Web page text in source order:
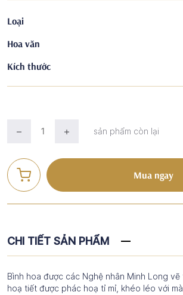
Loại
Hoa văn
Kích thước
sản phẩm còn lại
Mua ngay
CHI TIẾT SẢN PHẨM
Bình hoa được các Nghệ nhân Minh Long
hoạ tiết được phác hoạ tỉ mỉ, khéo léo với